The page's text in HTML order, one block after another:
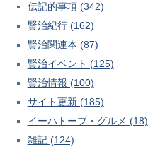
伝記的事項 (342)
賢治紀行 (162)
賢治関連本 (87)
賢治イベント (125)
賢治情報 (100)
サイト更新 (185)
イーハトーブ・グルメ (18)
雑記 (124)